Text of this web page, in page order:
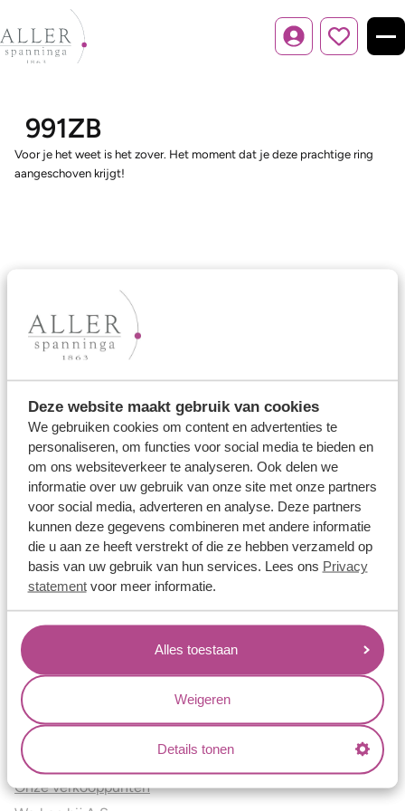
Deze website maakt gebruik van cookies
We gebruiken cookies om content en advertenties te
personaliseren, om functies voor social media te bieden en
om ons websiteverkeer te analyseren. Ook delen we
informatie over uw gebruik van onze site met onze partners
voor social media, adverteren en analyse. Deze partners
kunnen deze gegevens combineren met andere informatie
die u aan ze heeft verstrekt of die ze hebben verzameld op
basis van uw gebruik van hun services. Lees ons Privacy
statementvoor meer informatie.
Alles toestaan
Weigeren
Details tonen
Inloggen
991ZB
Voor je het weet is het zover. Het moment dat je deze prachtige ring
aangeschoven krijgt!
Ons aanbod
Trouwringen
Memoireringen
Verlovingsringen
Vriendschapsringen
Over ons
Aller Spanninga
Historie
Certificaten
Blogs
Jouw voordelen
Conflictvrije Materialen
Oneindig veel mogelijkheden
Kwaliteit
Juweliers & Contact
Onze verkooppunten